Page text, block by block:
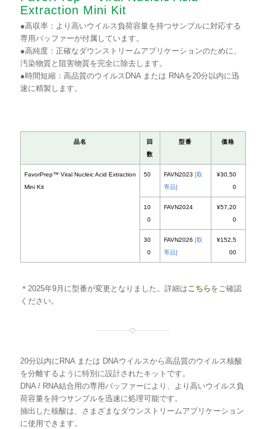
Extraction Mini Kit
●高収率：より高いウイルス負荷容量を持つサンプルに対応する
専用バッファーが付属しています。
●高純度：正確なダウンストリームアプリケーションのために、
汚染物質と阻害物質を完全に除去します。
●時間短縮：高品質のウイルスDNA または RNAを20分以内に迅
速に精製します。
品名
回
型番
FavorPrep™ Viral Nucleic Acid Extraction
0
30
FAVN2026
＊2025年9月に型番が変更となりました。詳細はこちらをご確認
ください。
20分以内にRNA または DNAウイルスから高品質のウイルス核酸
を分離するように特別に設計されたキットです。
DNA / RNA結合用の専用バッファーにより、より高いウイルス負
荷容量を持つサンプルを迅速に処理可能です。
抽出した核酸は、さまざまなダウンストリームアプリケーション
に使用できます。